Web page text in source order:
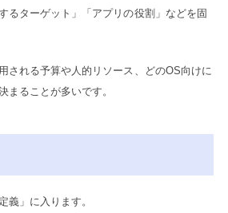
るターゲット」「アプリの役割」などを固
される予算や人的リソース、どのOS向けに
まることが多いです。
義」に入ります。